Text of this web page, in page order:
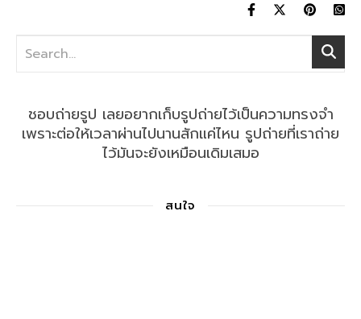
ชอบถ่ายรูป เลยอยากเก็บรูปถ่ายไว้เป็นความทรงจำ
เพราะต่อให้เวลาผ่านไปนานสักแค่ไหน รูปถ่ายที่เราถ่าย
ไว้มันจะยังเหมือนเดิมเสมอ
สนใจ